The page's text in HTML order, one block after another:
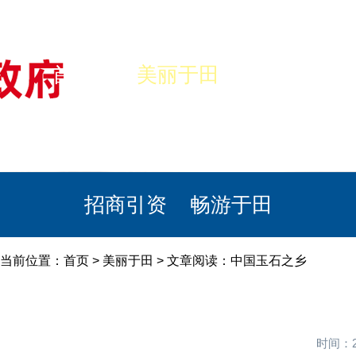
首页 美丽于田
招商引资 畅游于田
当前位置： 首页 > 美丽于田 > 文章阅读：中国玉石之乡
时间：